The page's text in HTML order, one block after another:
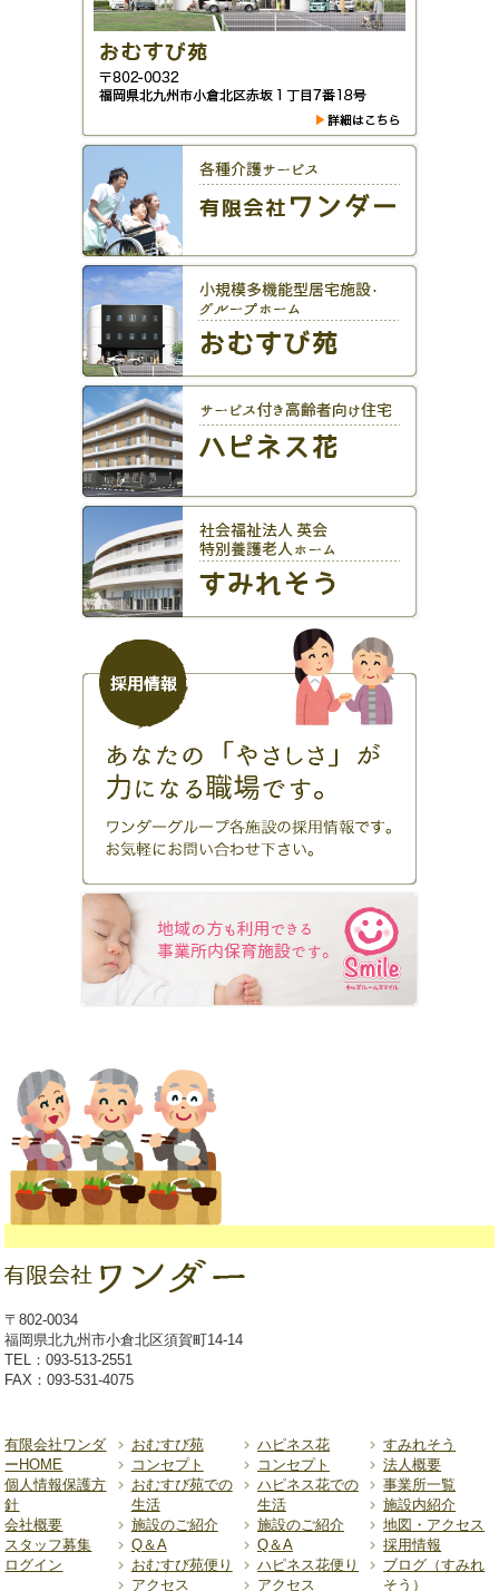
〒802-0034
福岡県北九州市小倉北区須賀町14-14
TEL：093-513-2551
FAX：093-531-4075
有限会社ワンダ
ーHOME
個人情報保護方
針
会社概要
スタッフ募集
ログイン
おむすび苑
コンセプト
おむすび苑での
生活
施設のご紹介
Q＆A
おむすび苑便り
アクセス
ハピネス花
コンセプト
ハピネス花での
生活
施設のご紹介
Q＆A
ハピネス花便り
アクセス
すみれそう
法人概要
事業所一覧
施設内紹介
地図・アクセス
採用情報
ブログ（すみれ
そう）